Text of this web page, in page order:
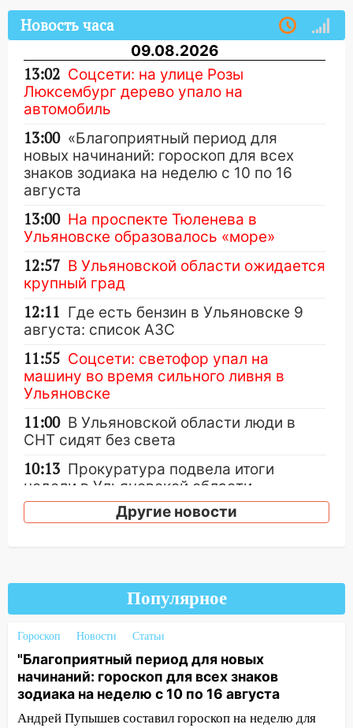
Новость часа
09.08.2026
13:02 Соцсети: на улице Розы
Люксембург дерево упало на
автомобиль
13:00 «Благоприятный период для
новых начинаний: гороскоп для всех
знаков зодиака на неделю с 10 по 16
августа
13:00 На проспекте Тюленева в
Ульяновске образовалось «море»
12:57 В Ульяновской области ожидается
крупный град
12:11 Где есть бензин в Ульяновске 9
августа: список АЗС
11:55 Соцсети: светофор упал на
машину во время сильного ливня в
Ульяновске
11:00 В Ульяновской области люди в
СНТ сидят без света
10:13 Прокуратура подвела итоги
недели в Ульяновской области
09:18
Из-за ливня заблокировано
автоподставы и атака беспилотников:
важные итоги прошедшей недели в
Ульяновской области
08:20
В Ульяновске восстановили
трамвайную и троллейбусную
инфраструктуру после шторма.
08:19
Внимание! В Цильнинском районе
Другие новости
Популярное
Гороскоп Новости Статьи
"Благоприятный период для новых
начинаний: гороскоп для всех знаков
зодиака на неделю с 10 по 16 августа
Андрей Пупышев составил гороскоп на неделю для